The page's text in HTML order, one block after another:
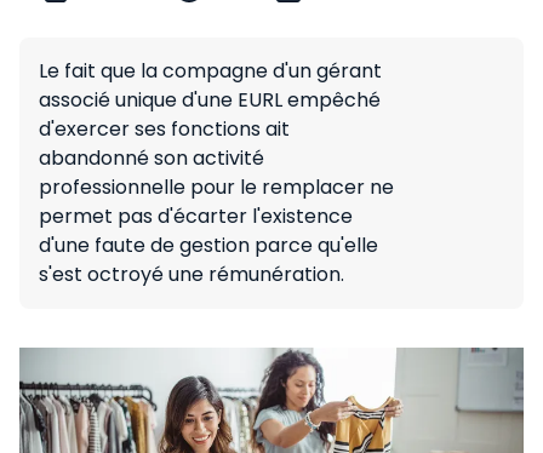
Le fait que la compagne d'un gérant
associé unique d'une EURL empêché
d'exercer ses fonctions ait
abandonné son activité
professionnelle pour le remplacer ne
permet pas d'écarter l'existence
d'une faute de gestion parce qu'elle
s'est octroyé une rémunération.